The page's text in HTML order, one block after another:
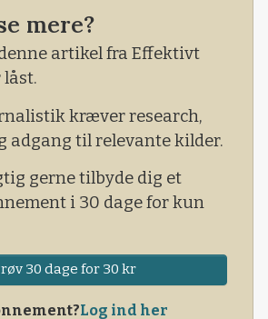
Der er nemlig en
effekt af en sådan
den nedsætter forekomsten af
og den kan give
i farestalden.
mere?
artikel fra Effektivt
kræver research,
adgang til relevante kilder.
gerne tilbyde dig et
i 30 dage for kun
30 dage for 30 kr
Log ind her